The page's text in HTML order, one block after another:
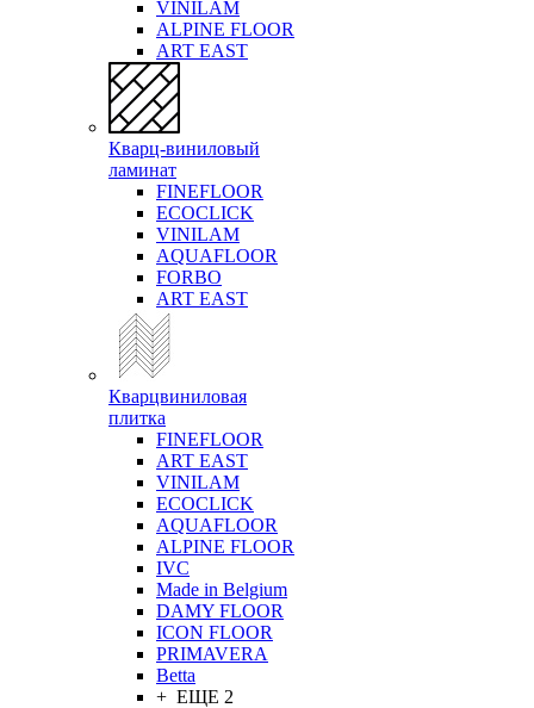
VINILAM
ALPINE FLOOR
ART EAST
Кварц-виниловый
ламинат
FINEFLOOR
ECOCLICK
VINILAM
AQUAFLOOR
FORBO
ART EAST
Кварцвиниловая
плитка
FINEFLOOR
ART EAST
VINILAM
ECOCLICK
AQUAFLOOR
ALPINE FLOOR
IVC
Made in Belgium
DAMY FLOOR
ICON FLOOR
PRIMAVERA
Betta
+ ЕЩЕ 2